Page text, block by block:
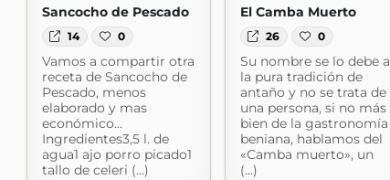
Sancocho de Pescado
14 0
Vamos a compartir otra
receta de Sancocho de
Pescado, menos
elaborado y mas
económico...
Ingredientes3,5 l. de
agua1 ajo porro picado1
tallo de celeri (...)
El Camba Muerto
26 0
Su nombre se lo debe a
la pura tradición de
antaño y no se trata de
una persona, si no más
bien de la gastronomía
beniana, hablamos del
«Camba muerto», un
(...)